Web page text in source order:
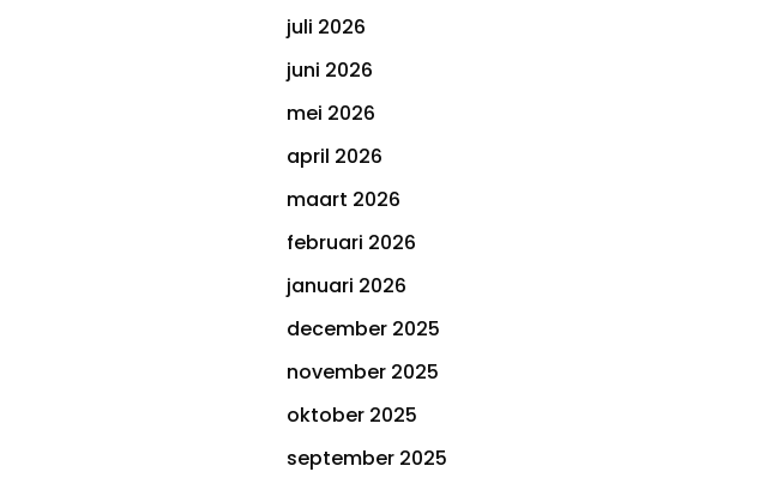
juli 2026
juni 2026
mei 2026
april 2026
maart 2026
februari 2026
januari 2026
december 2025
november 2025
oktober 2025
september 2025